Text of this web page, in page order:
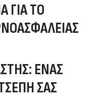
ΓΙΑ ΤΟ
ΈΝΑΣ
ΣΑΣ